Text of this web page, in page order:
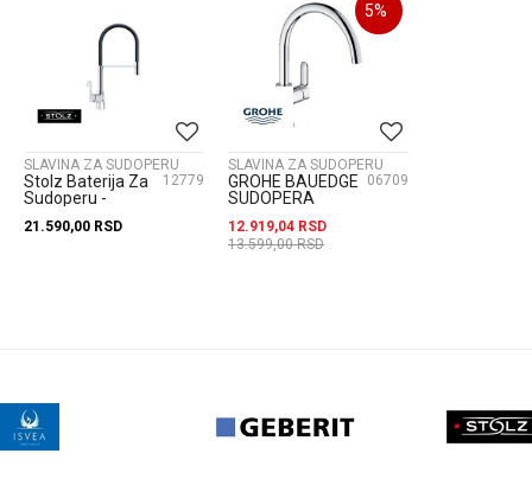
SLAVINA ZA SUDOPERU
12779
Stolz Baterija Za
Sudoperu -
138701
21.590,00 RSD
5%
SLAVINA ZA SUDOPERU
06709
GROHE BAUEDGE
SUDOPERA
12.919,04 RSD
13.599,00RSD